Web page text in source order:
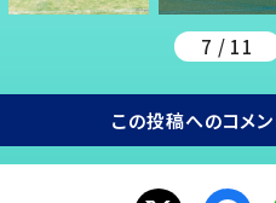
7 / 11
この投稿へのコメ